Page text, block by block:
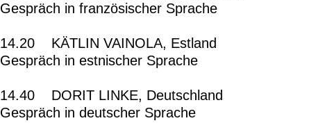
Gespräch in französischer Sprache
14.20 KÄTLIN VAINOLA, Estland
Gespräch in estnischer Sprache
14.40 DORIT LINKE, Deutschland
Gespräch in deutscher Sprache